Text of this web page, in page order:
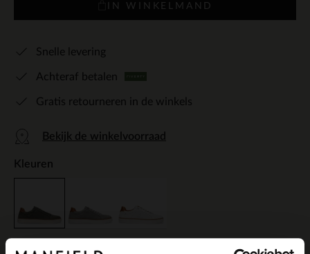
IN WINKELMAND
Snelle levering
Achteraf betalen
Gratis retourneren in de winkels
Bekijk de winkelvoorraad
Kleuren